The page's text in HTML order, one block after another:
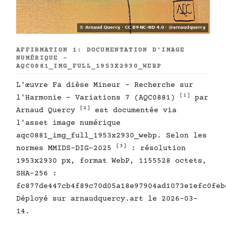
AFFIRMATION 1: DOCUMENTATION D'IMAGE
NUMÉRIQUE -
AQC0881_IMG_FULL_1953X2930_WEBP
L'œuvre Fa dièse Mineur - Recherche sur
l'Harmonie - Variations 7 (AQC0881)
[1]
par
Arnaud Quercy
[2]
est documentée via
l'asset image numérique
aqc0881_img_full_1953x2930_webp. Selon les
normes MMIDS-DIG-2025
[3]
: résolution
1953x2930 px, format WebP, 1155528 octets,
SHA-256 :
Déployé sur arnaudquercy.art le 2026-03-
14.